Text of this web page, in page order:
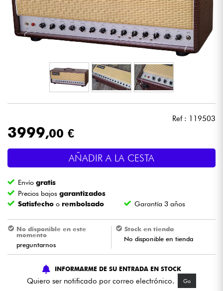
Grabación
Auriculares
Luces
Batería y percusión
Vientos
Niños
Cables & Acces.
Ref : 119503
3999,00 €
AÑADIR A LA CESTA
Envíogratis
Precios bajosgarantizados
Satisfecho o rembolsado Garantía 3 años
No disponible en este
momento
preguntarnos
Stock en tienda
No disponible en tienda
INFORMARME DE SU ENTRADA EN STOCK
Quiero ser notificado por correo electrónico. Go